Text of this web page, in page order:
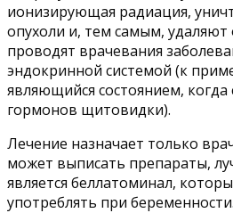
ионизирующая радиация,
опухоли и, тем самым, удаляют
проводят врачевания
эндокринной системой (к
являющийся состоянием, когда
гормонов щитовидки).
Лечение назначает только
может выписать препараты,
является беллатоминал,
употреблять при беременности.